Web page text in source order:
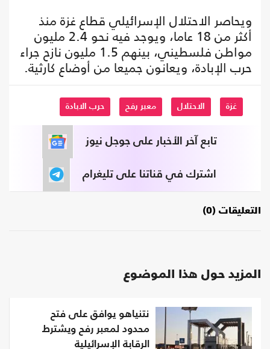
ويحاصر الاحتلال الإسرائيلي قطاع غزة منذ
أكثر من 18 عاما، ويوجد فيه نحو 2.4 مليون
مواطن فلسطيني، بينهم 1.5 مليون نازح جراء
حرب الإبادة، ويعانون جميعا من أوضاع كارثية.
غزة الاحتلال معبر رفح حرب الابادة
تابع آخر الأخبار على جوجل نيوز
اشترك في قناتنا على تليغرام
التعليقات (0)
المزيد حول هذا الموضوع
نتنياهو يوافق على فتح
محدود لمعبر رفح ويشترط
الرقابة الإسرائيلية